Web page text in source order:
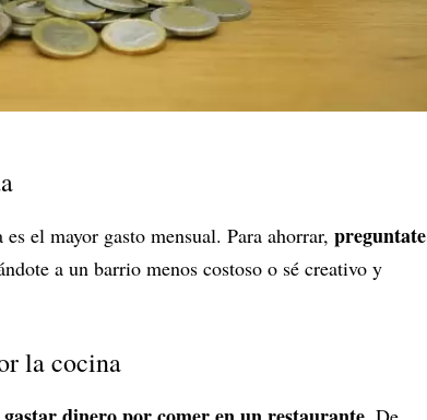
el mayor gasto mensual. Para ahorrar, preguntate
a un barrio menos costoso o sé creativo y
la cocina